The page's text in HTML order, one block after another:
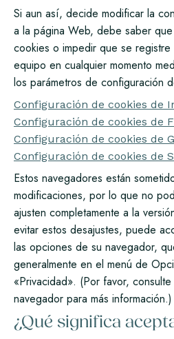
Si aun así, decide modificar la
a la página Web, debe saber
cookies o impedir que se registre
equipo en cualquier momento
los parámetros de configuración
Configuración de cookies de
Configuración de cookies de
Configuración de cookies de
Configuración de cookies de
Estos navegadores están
modificaciones, por lo que no
ajusten completamente a la
evitar estos desajustes, puede
las opciones de su navegador,
generalmente en el menú de
«Privacidad». (Por favor,
navegador para más información.)
¿Qué significa